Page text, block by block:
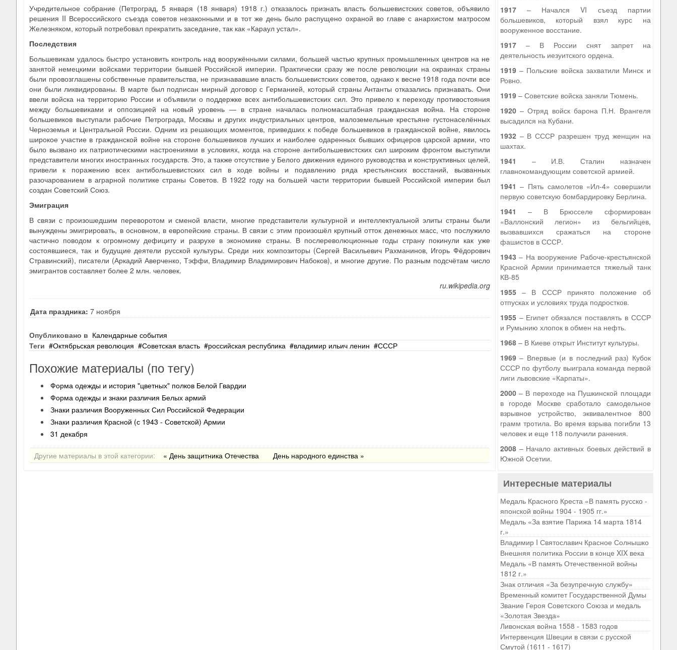
Учредительное собрание (Петроград, 5 января (18 января) 1918 г.) отказалось признать власть большевистских советов, объявило
решения II Всероссийского съезда советов незаконными и в тот же день было распущено охраной во главе с анархистом матросом
Железняком, который потребовал прекратить заседание, так как «Караул устал».
Последствия
Большевикам удалось быстро установить контроль над вооружёнными силами, большей частью крупных промышленных центров на не
занятой немецкими войсками территории бывшей Российской империи. Практически сразу же после революции на окраинах страны
были провозглашены собственные правительства, не признававшие власть большевистских советов, однако к весне 1918 года почти все
они были ликвидированы. В марте был подписан мирный договор с Германией, который страны Антанты отказались признавать. Они
ввели войска на территорию России и объявили о поддержке всех антибольшевистских сил. Это привело к переходу противостояния
между большевиками и оппозицией на новый уровень — в стране началась полномасштабная гражданская война. На стороне
большевиков выступали рабочие Петрограда, Москвы и других индустриальных центров, малоземельные крестьяне густонаселённых
Черноземья и Центральной России. Одним из решающих моментов, приведших к победе большевиков в гражданской войне, явилось
широкое участие в гражданской войне на стороне большевиков лучших и наиболее одаренных бывших офицеров царской армии, что
было вызвано их патриотическими настроениями в условиях, когда на стороне антибольшевистских сил широким фронтом выступили
представители многих иностранных государств. Это, а также отсутствие у Белого движения единого руководства и конструктивных целей,
привели к поражению всех антибольшевистских сил в ходе войны и подавлению ряда крестьянских восстаний, вызванных
разочарованием в аграрной политике страны Советов. В 1922 году на большей части территории бывшей Российской империи был
создан Советский Союз.
Эмиграция
В связи с произошедшим переворотом и сменой власти, многие представители культурной и интеллектуальной элиты страны были
вынуждены эмигрировать, в основном, в европейские страны. В связи с этим произошёл крупный отток денежных масс, что послужило
частично поводом к огромному дефициту и разрухе в экономике страны. В послереволюционные годы страну покинули как уже
состоявшиеся, так и будущие деятели русской культуры. Среди них композиторы (Сергей Васильевич Рахманинов, Игорь Фёдорович
Стравинский), писатели (Аркадий Аверченко, Тэффи, Владимир Владимирович Набоков), и многие другие. По разным подсчётам число
эмигрантов составляет более 2 млн. человек.
ru.wikipedia.org
Дата праздника: 7 ноября
Опубликовано в Календарные события
Теги
Октябрьская революция Советская власть российская республика владимир ильич ленин СССР
Похожие материалы (по тегу)
Форма одежды и история "цветных" полков Белой Гвардии
Форма одежды и знаки различия Белых армий
Знаки различия Вооруженных Сил Российской Федерации
Знаки различия Красной (с 1943 - Советской) Армии
31 декабря
Другие материалы в этой категории: « День защитника Отечества День народного единства »
1917– Начался VI съезд партии
большевиков, который взял курс на
вооруженное восстание.
1917– В России снят запрет на
деятельность иезуитского ордена.
1919– Польские войска захватили Минск и
Ровно.
1919– Советские войска заняли Тюмень.
1920– Отряд войск барона П.Н. Врангеля
высадился на Кубани.
1932– В СССР разрешен труд женщин на
шахтах.
1941 – И.В. Сталин назначен
главнокомандующим советской армией.
1941 – Пять самолетов «Ил-4» совершили
первую советскую бомбардировку Берлина.
1941 – В Брюсселе сформирован
«Валлонский легион» из бельгийцев,
вызвавшихся сражаться на стороне
фашистов в СССР.
1943 – На вооружение Рабоче-крестьянской
Красной Армии принимается тяжелый танк
КВ-85
1955– В СССР принято положение об
отпусках и условиях труда подростков.
1955– Египет обязался поставлять в СССР
и Румынию хлопок в обмен на нефть.
1968– В Киеве открыт Институт культуры.
1969– Впервые (и в последний раз) Кубок
СССР по футболу выиграла команда первой
лиги львовские «Карпаты».
2000– В переходе на Пушкинской площади
в городе Москве сработало самодельное
взрывное устройство, эквивалентное 800
грамм тротила. Во время взрыва погибли 13
человек и еще 118 получили ранения.
2008– Начало активных боевых действий в
Южной Осетии.
Интересные материалы
Медаль Красного Креста «В память русско -
японской войны 1904 - 1905 гг.»
Медаль «За взятие Парижа 14 марта 1814
г.»
Владимир I Святославич Красное Солнышко
Внешняя политика России в конце XIX века
Медаль «В память Отечественной войны
1812 г.»
Знак отличия «За безупречную службу»
Временный комитет Государственной Думы
Звание Героя Советского Союза и медаль
«Золотая Звезда»
Ливонская война 1558 - 1583 годов
Интервенция Швеции в связи с русской
Смутой (1611 - 1617)